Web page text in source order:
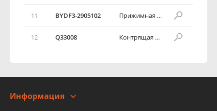
11 BYDF3-2905102 Прижимная пластина с гайкой
12 Q33008 Контрящая гайка
Информация